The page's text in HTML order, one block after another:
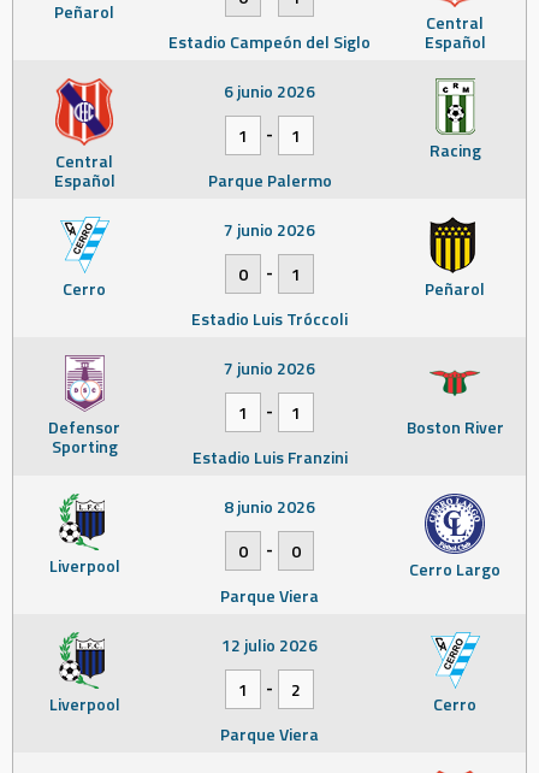
Peñarol Central
Español
Estadio Campeón del Siglo
Central
Español
Racing
6 junio 2026
1
-
1
Parque Palermo
Cerro Peñarol
7 junio 2026
0
-
1
Estadio Luis Tróccoli
Defensor
Sporting
Boston River
7 junio 2026
1
-
1
Estadio Luis Franzini
Liverpool Cerro Largo
8 junio 2026
0
-
0
Parque Viera
Liverpool Cerro
12 julio 2026
1
-
2
Parque Viera